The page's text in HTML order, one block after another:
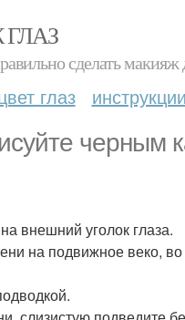
сделать макияж
глаз
черным
внешний уголок глаза.
на подвижное веко, во